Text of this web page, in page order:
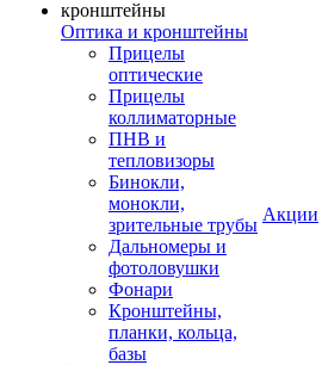
Оптика и кронштейны
Прицелы
оптические
Прицелы
коллиматорные
ПНВ и
тепловизоры
Бинокли,
монокли,
зрительные трубы
Дальномеры и
фотоловушки
Фонари
Кронштейны,
планки, кольца,
базы
Акции